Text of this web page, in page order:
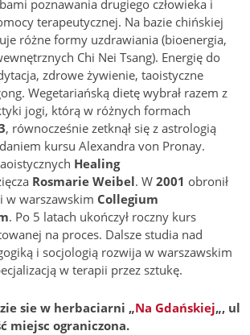
poznawania drugiego człowieka i
terapeutycznej. Na bazie chińskiej
różne formy uzdrawiania (bioenergia,
Chi Nei Tsang). Energię do
zdrowe żywienie, taoistyczne
Wegetariańską dietę wybrał razem z
jogi, którą w różnych formach
, równocześnie zetknął się z astrologią
kursu Alexandra von Pronay.
Healing
Rosmarie Weibel. W 2001 obronił
w warszawskim Collegium
. Po 5 latach ukończył roczny kurs
na proces. Dalsze studia nad
i socjologią rozwija w warszawskim
w terapii przez sztukę.
sie w herbaciarni „Na Gdańskiej„, ul
miejsc ograniczona.